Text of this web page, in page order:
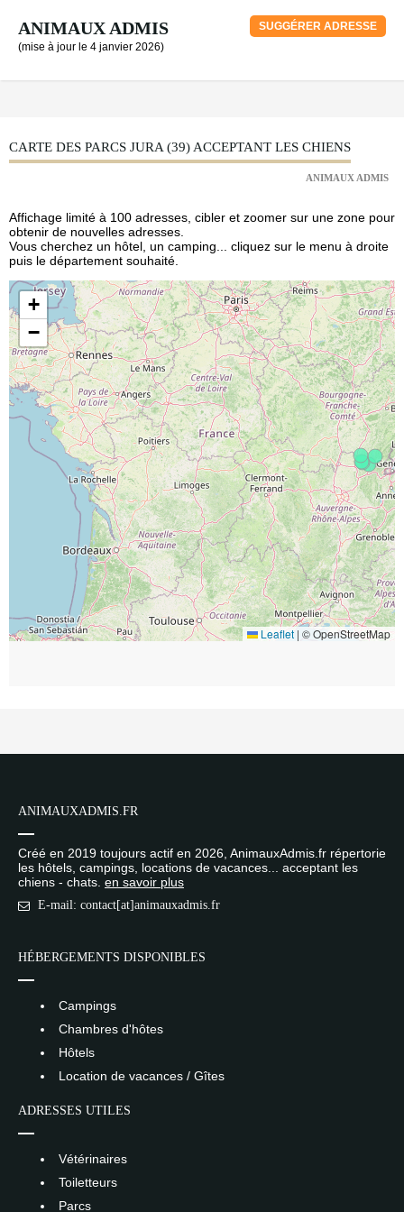
ANIMAUX ADMIS
(mise à jour le 4 janvier 2026)
SUGGÉRER ADRESSE
CARTE DES PARCS JURA (39) ACCEPTANT LES CHIENS
ANIMAUX ADMIS
Affichage limité à 100 adresses, cibler et zoomer sur une zone pour
obtenir de nouvelles adresses.
Vous cherchez un hôtel, un camping... cliquez sur le menu à droite
puis le département souhaité.
+
−
Leaflet | © OpenStreetMap
ANIMAUXADMIS.FR
Créé en 2019 toujours actif en 2026, AnimauxAdmis.fr répertorie
les hôtels, campings, locations de vacances... acceptant les
chiens - chats. en savoir plus
E-mail: contact[at]animauxadmis.fr
HÉBERGEMENTS DISPONIBLES
Campings
Chambres d'hôtes
Hôtels
Location de vacances / Gîtes
ADRESSES UTILES
Vétérinaires
Toiletteurs
Parcs